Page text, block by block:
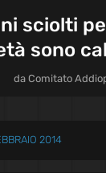
sciolti
sono
daComitato
2014